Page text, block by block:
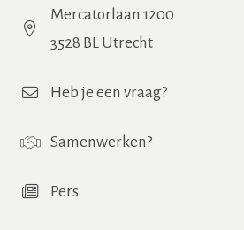
Mercatorlaan 1200
3528 BL Utrecht
Heb je een vraag?
Samenwerken?
Pers